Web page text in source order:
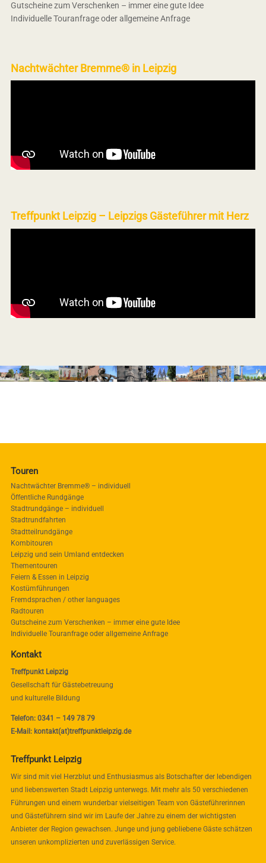
Gutscheine zum Verschenken – immer eine gute Idee
Individuelle Touranfrage oder allgemeine Anfrage
Nachtwächter Bremme® in Leipzig
Treffpunkt Leipzig – Leipzigs Gästeführer mit Herz
Touren
Nachtwächter Bremme® – individuell
Öffentliche Rundgänge
Stadtrundgänge – individuell
Stadtrundfahrten
Stadtteilrundgänge
Kombitouren
Leipzig und sein Umland entdecken
Thementouren
Feiern & Essen in Leipzig
Kostümführungen
Fremdsprachen / other languages
Radtouren
Gutscheine zum Verschenken – immer eine gute Idee
Individuelle Touranfrage oder allgemeine Anfrage
Kontakt
Treffpunkt Leipzig
Gesellschaft für Gästebetreuung
und kulturelle Bildung
Telefon: 0341 – 149 78 79
E-Mail: kontakt(at)treffpunktleipzig.de
Treffpunkt Leipzig
Wir sind mit viel Herzblut und Enthusiasmus als Botschafter der lebendigen
und liebenswerten Stadt Leipzig unterwegs. Mit mehr als 50 verschiedenen
Führungen und einem wunderbar vielseitigen Team von Gästeführerinnen
und Gästeführern sind wir im Laufe der Jahre zu einem der wichtigsten
Anbieter der Region gewachsen. Junge und jung gebliebene Gäste schätzen
unseren unkomplizierten und zuverlässigen Service.